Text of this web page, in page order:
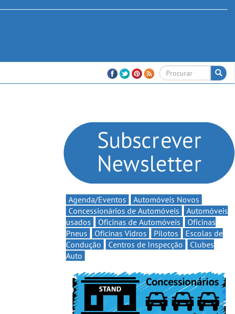
Agenda/Eventos
Automóveis Novos
Concessionários de Automóveis
Automóveis
usados
Oficinas de Automóveis
Oficinas
Pneus
Oficinas Vidros Pilotos
Escolas de
Condução
Centros de Inspecção
Clubes
Auto